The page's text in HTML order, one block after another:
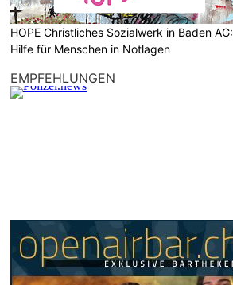
HOPE Christliches Sozialwerk in Baden AG:
Hilfe für Menschen in Notlagen
EMPFEHLUNGEN